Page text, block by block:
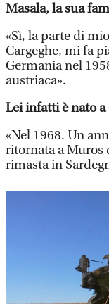
Masala, la sua
«Sì, la parte di
Cargeghe, mi fa
Germania nel
austriaca».
Lei infatti è nato a
«Nel 1968. Un
ritornata a Muros
rimasta in